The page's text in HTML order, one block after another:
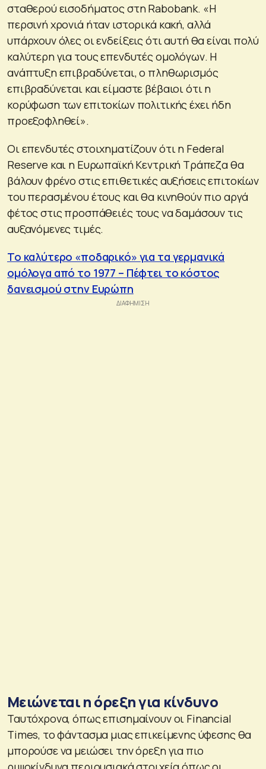
σταθερού εισοδήματος στη Rabobank. «Η
περσινή χρονιά ήταν ιστορικά κακή, αλλά
υπάρχουν όλες οι ενδείξεις ότι αυτή θα είναι πολύ
καλύτερη για τους επενδυτές ομολόγων. Η
ανάπτυξη επιβραδύνεται, ο πληθωρισμός
επιβραδύνεται και είμαστε βέβαιοι ότι η
κορύφωση των επιτοκίων πολιτικής έχει ήδη
προεξοφληθεί».
Οι επενδυτές στοιχηματίζουν ότι η Federal
Reserve και η Ευρωπαϊκή Κεντρική Τράπεζα θα
βάλουν φρένο στις επιθετικές αυξήσεις επιτοκίων
του περασμένου έτους και θα κινηθούν πιο αργά
φέτος στις προσπάθειές τους να δαμάσουν τις
αυξανόμενες τιμές.
Το καλύτερο «ποδαρικό» για τα γερμανικά
ομόλογα από το 1977 – Πέφτει το κόστος
δανεισμού στην Ευρώπη
Μειώνεται η όρεξη για κίνδυνο
Ταυτόχρονα, όπως επισημαίνουν οι Financial
Times, το φάντασμα μιας επικείμενης ύφεσης θα
μπορούσε να μειώσει την όρεξη για πιο